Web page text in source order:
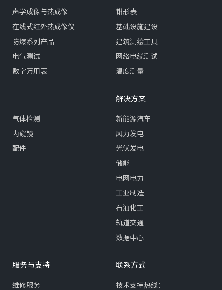
声学成像与热成像
在线式红外热成像仪
防爆系列产品
电气测试
数字万用表
钳形表
基础设施建设
建筑测绘工具
网络电缆测试
温度测量
气体检测
内窥镜
配件
解决方案
新能源汽车
风力发电
光伏发电
储能
电网电力
工业制造
石油化工
轨道交通
数据中心
服务与支持
维修服务
联系方式
技术支持热线：